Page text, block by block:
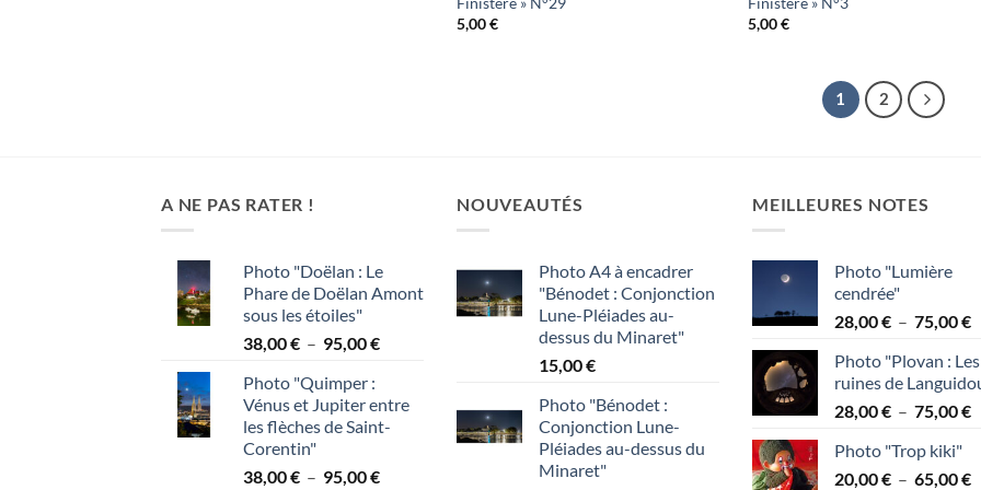
5,00€
5,00€
1 2
A NE PAS RATER !
Photo "Doëlan : Le
Phare de Doëlan Amont
sous les étoiles"
38,00€ – 95,00€Plage
38,00 €
à
Photo "Quimper :
Vénus et Jupiter entre
les flèches de Saint-
Corentin"
38,00€ – 95,00€Plage
NOUVEAUTÉS
Photo A4 à encadrer
"Bénodet : Conjonction
Lune-Pléiades au-
dessus du Minaret"
15,00€
Photo "Bénodet :
Conjonction Lune-
Pléiades au-dessus du
Minaret"
MEILLEURES NOTES
Photo "Lumière
cendrée"
28,00€ – 75,00€
à
Photo "Plovan : Les
ruines de
28,00€ – 75,00€
Photo "Trop kiki"
20,00€ – 65,00€